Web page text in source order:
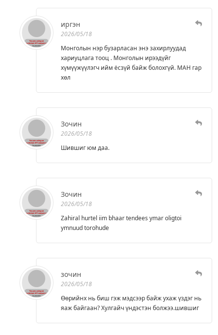
иргэн
2026/05/18
Монголын нэр бузарласан энэ захирлуудад
хариуцлага тооц . Монголын ирээдүйг
хүмүүжүүлэгч ийм ёсзүй байж болохгүй. МАН гар
хөл
Зочин
2026/05/18
Шившиг юм даа.
Зочин
2026/05/18
Zahiral hurtel iim bhaar tendees ymar oligtoi
ymnuud torohude
зочин
2026/05/18
Өөрийнх нь биш гэж мэдсээр байж ухаж үздэг нь
яаж байгаан? Хулгайч үндэстэн болжээ.шившиг